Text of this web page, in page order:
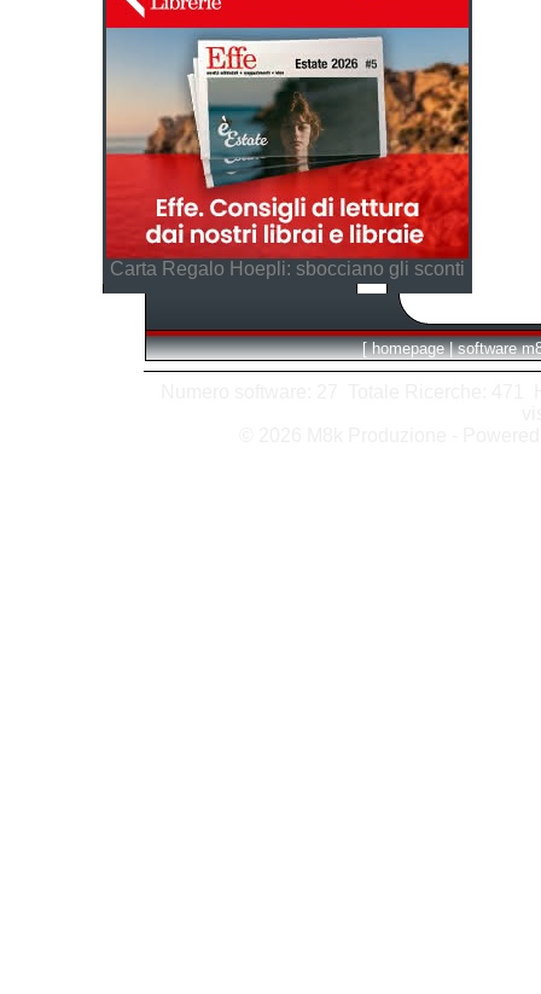
Carta Regalo Hoepli: sbocciano gli sconti
[ homepage | software